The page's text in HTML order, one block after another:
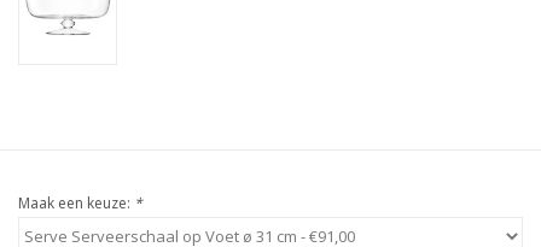
Maak een keuze: *